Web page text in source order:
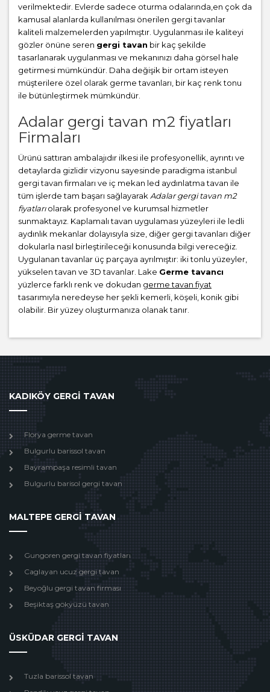
verilmektedir. Evlerde sadece oturma odalarında,en çok da
kamusal alanlarda kullanılması önerilen gergi tavanlar
kaliteli malzemelerden yapılmıştır. Uygulanması ile kaliteyi
gözler önüne seren gergi tavan bir kaç şekilde
tasarlanarak uygulanması ve mekanınızı daha görsel hale
getirmesi mümkündür. Daha değişik bir ortam isteyen
müşterilere özel olarak germe tavanları, bir kaç renk tonu
ile bütünleştirmek mümkündür.
Adalar gergi tavan m2 fiyatları
Firmaları
Ürünü sattıran ambalajıdır ilkesi ile profesyonellik, ayrıntı ve
detaylarda gizlidir vizyonu sayesinde paradigma istanbul
gergi tavan firmaları ve iç mekan led aydınlatma tavan ile
tüm işlerde tam başarı sağlayarak Adalar gergi tavan m2
fiyatlarıolarak profesyonel ve kurumsal hizmetler
sunmaktayız. Kaplamalı tavan uygulaması yüzeyleri ile ledli
aydınlık mekanlar dolayısıyla size, diğer gergi tavanları diğer
dokularla nasıl birleştirileceği konusunda bilgi vereceğiz.
Uygulanan tavanlar üç parçaya ayrılmıştır: iki tonlu yüzeyler,
yükselen tavan ve 3D tavanlar. Lake Germe tavancı
yüzlerce farklı renk ve dokudan germe tavan fiyat
tasarımıyla neredeyse her şekli kemerli, köşeli, konik gibi
olabilir. Bir yüzey oluşturmanıza olanak tanır.
KADIKÖY GERGİ TAVAN
Florya germe tavan
Bulgurlu barissol tavan
Bayrampaşa resimli tavan
Bulgurlu barisol gergi tavan
MALTEPE GERGİ TAVAN
Gungoren gergi tavan fiyatları
Caglayan ucuz gergi tavan
Beyoğlu gergi tavan firması
Beşiktaş gökyüzü tavan
ÜSKÜDAR GERGİ TAVAN
Tuzla barissol tavan